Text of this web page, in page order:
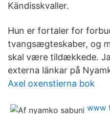
Kändisskvaller.
Hun er fortaler for
tvangsægteskaber, og
skal være tildækkede.
externa länkar på
Axel oxenstierna bok
www